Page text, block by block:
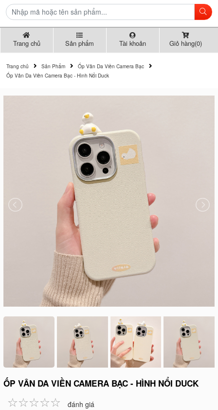
Trang chủ Sản phẩm Tài khoản Giỏ hàng(0)
Trang chủ Sản Phẩm
Ốp Vân Da Viền Camera Bạc
Ốp Vân Da Viền Camera Bạc - Hình Nổi Duck
ỐP VÂN DA VIỀN CAMERA BẠC - HÌNH NỔI DUCK
☆☆☆☆☆
★★★★★ đánh giá